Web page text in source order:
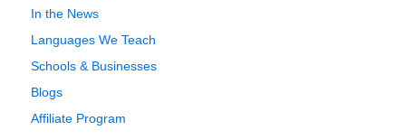
In the News
Languages We Teach
Schools & Businesses
Blogs
Affiliate Program